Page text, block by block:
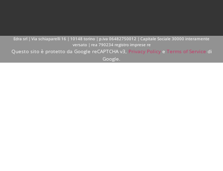
Edra srl | Via schiaparelli 16 | 10148 torino | p.iva 06482750012 | Capitale Sociale 30000 interamente
versato | rea 790234 registro imprese re
Questo sito è protetto da Google reCAPTCHA v3, Privacy Policye Terms of Service di
Google.